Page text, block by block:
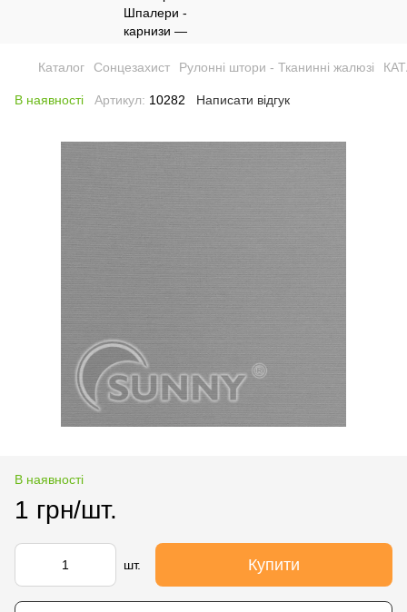
Каталог Сонцезахист Рулонні штори - Тканинні жалюзі
В наявності Артикул: 10282 Написати відгук
В наявності
1 грн/шт.
шт. Купити